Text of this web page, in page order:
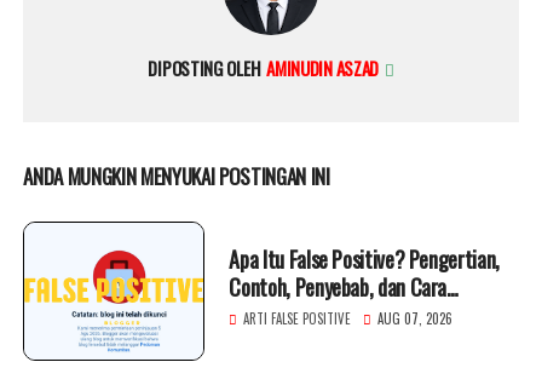
DIPOSTING OLEH AMINUDIN ASZAD
ANDA MUNGKIN MENYUKAI POSTINGAN INI
Apa Itu False Positive? Pengertian,
Contoh, Penyebab, dan Cara
Mengatasinya
ARTI FALSE POSITIVE AUG 07, 2026